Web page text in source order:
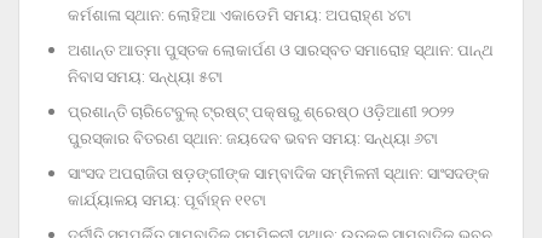
କର୍ମଶାଳା ସ୍ଥାନ: ଲୋହିଆ ଏକାଡେମି ସମୟ: ଅପରାହ୍‌ଣ ୪ଟା
ଅଶାନ୍ତ ଆତ୍ମା ପୁସ୍ତକ ଲୋକାର୍ପଣ ଓ ସାରସ୍ବତ ସମାରୋହ ସ୍ଥାନ: ପାନ୍ଥ
ନିବାସ ସମୟ: ସନ୍ଧ୍ୟା ୫ଟା
ପ୍ରଶାନ୍ତି ଚାରିଟେବୁଲ୍‌ ଟ୍ରଷ୍ଟ୍‌ ପକ୍ଷରୁ ଶ୍ରେଷ୍ଠ ଓଡ଼ିଆଣୀ ୨୦୨୨
ପୁରସ୍କାର ବିତରଣ ସ୍ଥାନ: ଜୟଦେବ ଭବନ ସମୟ: ସନ୍ଧ୍ୟା ୬ଟା
ସାଂସଦ ଅପରାଜିତା ଷଡ଼ଙ୍ଗୀଙ୍କ ସାମ୍ବାଦିକ ସମ୍ମିଳନୀ ସ୍ଥାନ: ସାଂସଦଙ୍କ
କାର୍ଯ୍ୟାଳୟ ସମୟ: ପୂର୍ବାହ୍ନ ୧୧ଟା